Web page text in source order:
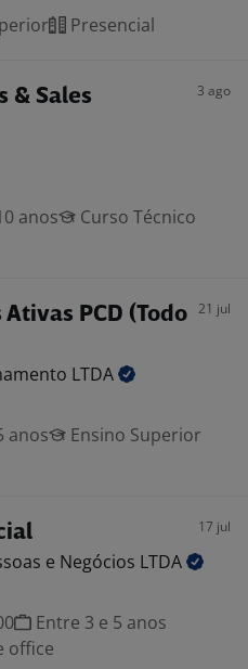
Presencial
& Sales
3 ago
anos
Curso Técnico
PCD (Todo 21 jul
LTDA
anos
Ensino Superior
17 jul
e Negócios LTDA
Entre 3 e 5 anos
office